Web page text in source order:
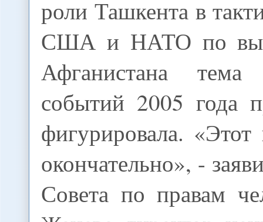
роли Ташкента в
США и НАТО по
Афганистана тема
событий 2005 года
фигурировала.
окончательно», -
Совета по правам